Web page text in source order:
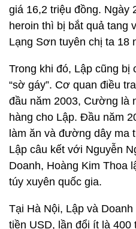
giá 16,2 triệu đồng. Ngày
heroin thì bị bắt quả tang
Lạng Sơn tuyên chị ta 18
Trong khi đó, Lập cũng bị
“sờ gáy”. Cơ quan điều
đầu năm 2003, Cường là
hàng cho Lập. Đầu năm
làm ăn và đường dây ma
Lập câu kết với Nguyễn
Doanh, Hoàng Kim Thoa
túy xuyên quốc gia.
Tại Hà Nội, Lập và
tiền USD, lần đổi ít là 400